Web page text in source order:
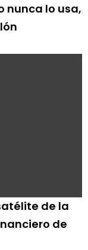
nunca lo usa,
de la
de